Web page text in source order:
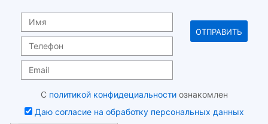
С политикой конфидециальностиознакомлен
Даю согласие на обработку персональных данных